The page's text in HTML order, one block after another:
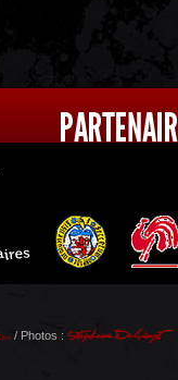
/ Photos :